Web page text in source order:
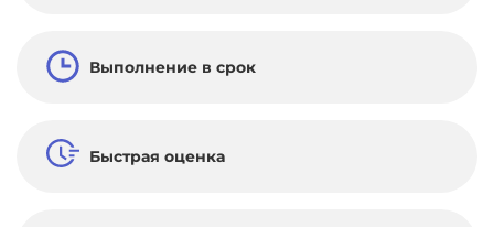
Выполнение в срок
Быстрая оценка